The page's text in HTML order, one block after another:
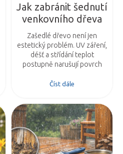
Jak zabránit šednutí
venkovního dřeva
Zašedlé dřevo není jen
estetický problém. UV záření,
déšť a střídání teplot
postupně narušují povrch
životnost. Poradíme vám,
správnou lazurou ochránit
dřevo na dlouhé roky.
Číst dále